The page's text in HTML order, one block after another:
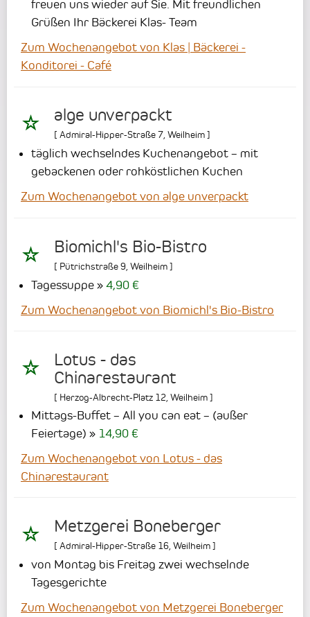
freuen uns wieder auf Sie. Mit freundlichen
Grüßen Ihr Bäckerei Klas- Team
Zum Wochenangebot von Klas | Bäckerei -
Konditorei - Café
alge unverpackt
[ Admiral-Hipper-Straße 7,Weilheim]
täglich wechselndes Kuchenangebot – mit
gebackenen oder rohköstlichen Kuchen
Zum Wochenangebot von alge unverpackt
Biomichl's Bio-Bistro
[ Pütrichstraße 9 Weilheim]
Tagessuppe
4,90 €
Zum Wochenangebot von Biomichl's Bio-Bistro
Lotus - das
Chinarestaurant
[ Herzog-Albrecht-Platz 12 Weilheim]
Mittags-Buffet – All you can eat – (außer
Feiertage)
14,90 €
Zum Wochenangebot von Lotus - das
Chinarestaurant
Metzgerei Boneberger
[ Admiral-Hipper-Straße 16 Weilheim]
von Montag bis Freitag zwei wechselnde
Tagesgerichte
Zum Wochenangebot von Metzgerei Boneberger